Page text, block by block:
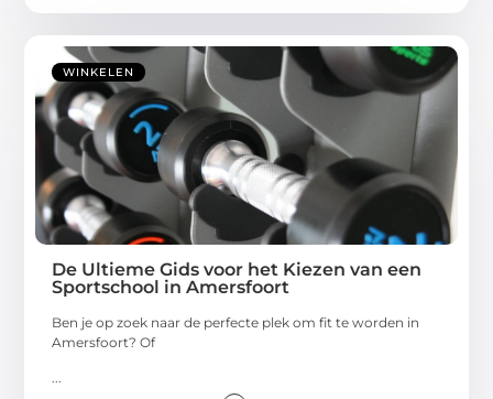
WINKELEN
De Ultieme Gids voor het Kiezen van een
Sportschool in Amersfoort
Ben je op zoek naar de perfecte plek om fit te worden in
Amersfoort? Of
...